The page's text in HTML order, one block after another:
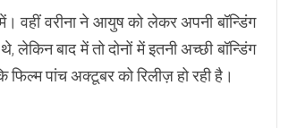
वरीना ने आयुष को लेकर अपनी बॉन्डिंग
बाद में तो दोनों में इतनी अच्छी बॉन्डिंग
फिल्म पांच अक्टूबर को रिलीज़ हो रही है।